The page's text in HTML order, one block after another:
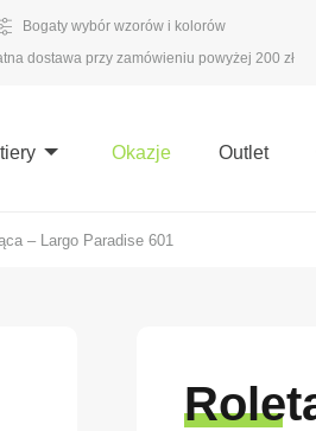
Bogaty wybór wzorów i kolorów
dostawa przy zamówieniu powyżej 200 zł
Okazje Outlet
– Largo Paradise 601